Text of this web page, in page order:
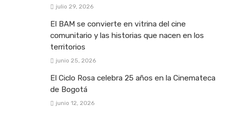
julio 29, 2026
El BAM se convierte en vitrina del cine
comunitario y las historias que nacen en los
territorios
junio 25, 2026
El Ciclo Rosa celebra 25 años en la Cinemateca
de Bogotá
junio 12, 2026